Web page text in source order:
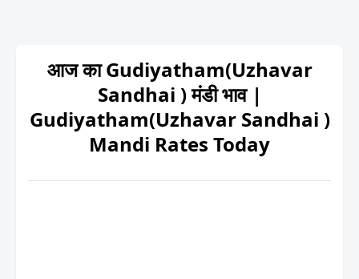
आज का Gudiyatham(Uzhavar
Sandhai ) मंडी भाव |
Gudiyatham(Uzhavar Sandhai )
Mandi Rates Today